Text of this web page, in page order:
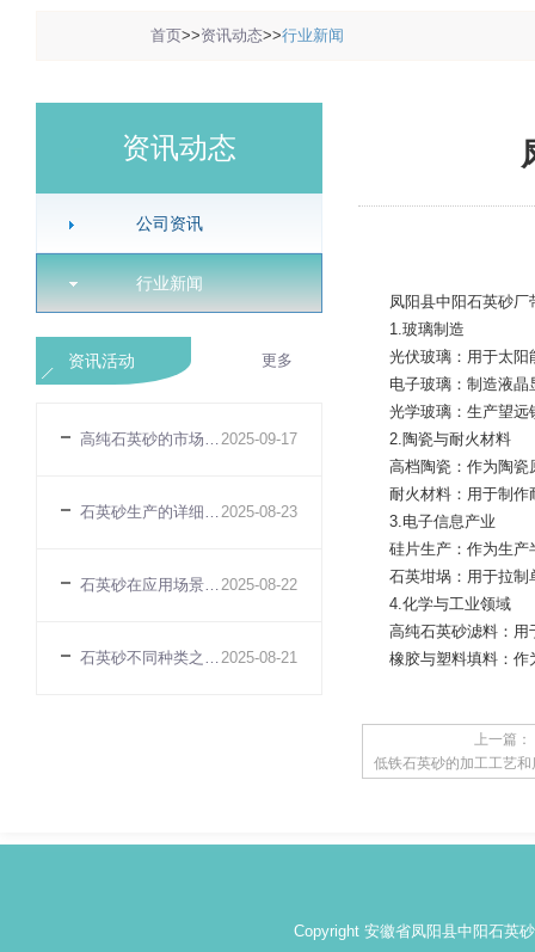
首页>>资讯动态>>行业新闻
资讯动态
公司资讯
行业新闻
更多
资讯活动
2025-09-17
高纯石英砂的市场规模趋势
2025-08-23
石英砂生产的详细介绍
2025-08-22
石英砂在应用场景体现的性能适配性差异
2025-08-21
石英砂不同种类之间的性能差异
凤阳县中阳石英砂厂
1.玻璃制造
光伏玻璃：用于太阳能
电子玻璃：制造液晶显
光学玻璃：生产望远
2.陶瓷与耐火材料
高档陶瓷：作为陶瓷原
耐火材料：用于制作
3.电子信息产业
硅片生产：作为生产半
石英坩埚：用于拉制单
4.化学与工业领域
高纯石英砂滤料：用于
橡胶与塑料填料：作为
上一篇：
低铁石英砂的加工工艺
Copyright 安徽省凤阳县中阳石英